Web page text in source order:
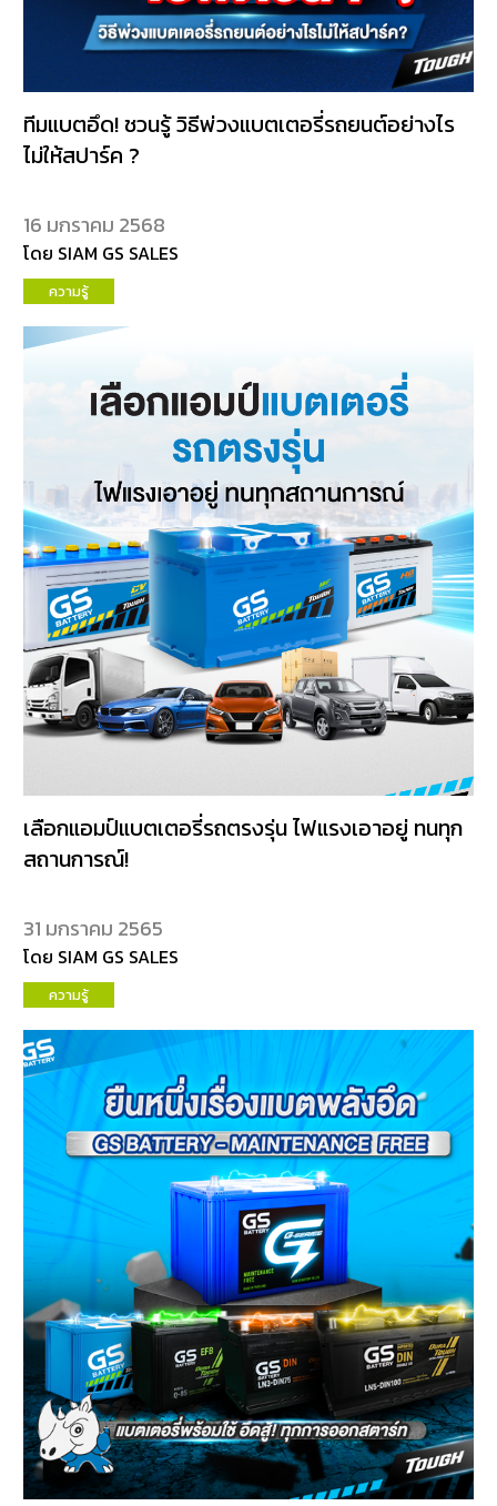
ทีมแบตอึด! ชวนรู้ วิธีพ่วงแบตเตอรี่รถยนต์อย่างไร
ไม่ให้สปาร์ค ?
16 มกราคม 2568
โดย SIAM GS SALES
ความรู้
เลือกแอมป์แบตเตอรี่รถตรงรุ่น ไฟแรงเอาอยู่ ทนทุก
สถานการณ์!
31 มกราคม 2565
โดย SIAM GS SALES
ความรู้